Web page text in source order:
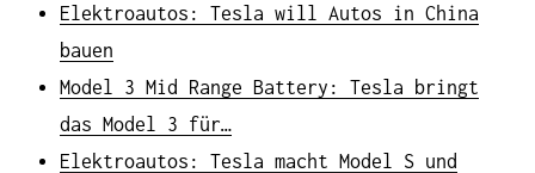
Elektroautos: Tesla will Autos in China
bauen
Model 3 Mid Range Battery: Tesla bringt
das Model 3 für…
Elektroautos: Tesla macht Model S und